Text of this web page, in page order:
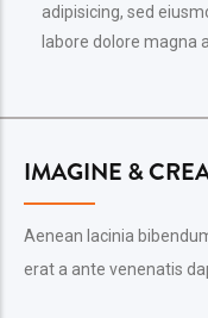
adipisicing, sed
labore dolore magna
IMAGINE &
Aenean lacinia
erat a ante venenatis